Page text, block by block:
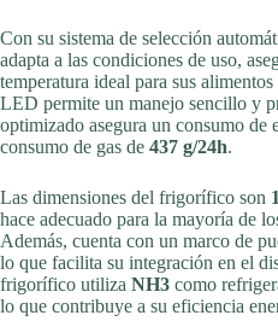
Con su sistema de selección
adapta a las condiciones de uso,
temperatura ideal para sus
LED permite un manejo sencillo y
optimizado asegura un consumo de
consumo de gas de 437 g/24h.
Las dimensiones del frigorífico son
hace adecuado para la mayoría de
Además, cuenta con un marco de
lo que facilita su integración en el
frigorífico utiliza NH3 como
lo que contribuye a su eficiencia